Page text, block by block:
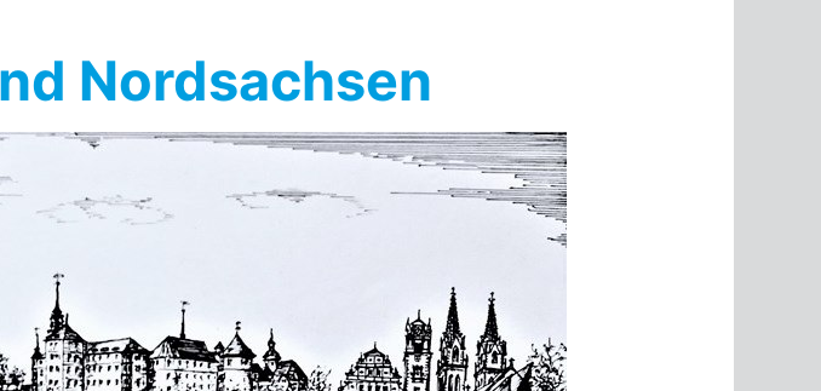
Nordsachsen